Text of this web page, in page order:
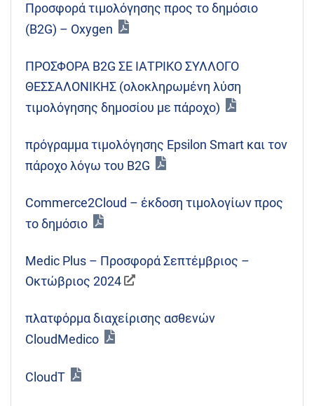
Προσφορά τιμολόγησης προς το δημόσιο
(B2G) – Oxygen
ΠΡΟΣΦΟΡΑ B2G ΣΕ ΙΑΤΡΙΚΟ ΣΥΛΛΟΓΟ
ΘΕΣΣΑΛΟΝΙΚΗΣ (ολοκληρωμένη λύση
τιμολόγησης δημοσίου με πάροχο)
πρόγραμμα τιμολόγησης Epsilon Smart και τον
πάροχο λόγω του B2G
Commerce2Cloud – έκδοση τιμολογίων προς
το δημόσιο
Medic Plus – Προσφορά Σεπτέμβριος –
Οκτώβριος 2024
πλατφόρμα διαχείρισης ασθενών
CloudMedico
CloudT